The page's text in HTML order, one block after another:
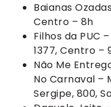
Baianas
Centro – 8h
Filhos da PUC
1377, Centro –
Não Me
No Carnaval –
Sergipe, 800,